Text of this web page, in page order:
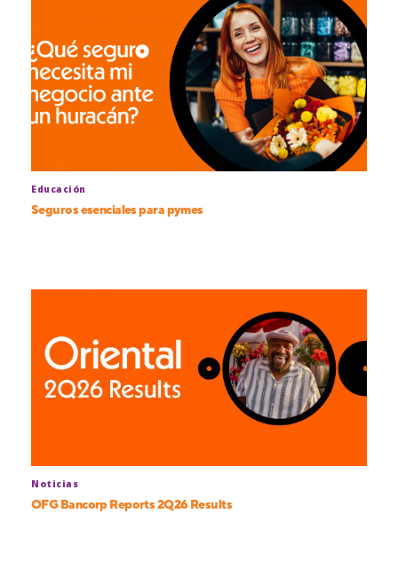
Educación
Seguros esenciales para pymes
Noticias
OFG Bancorp Reports 2Q26 Results